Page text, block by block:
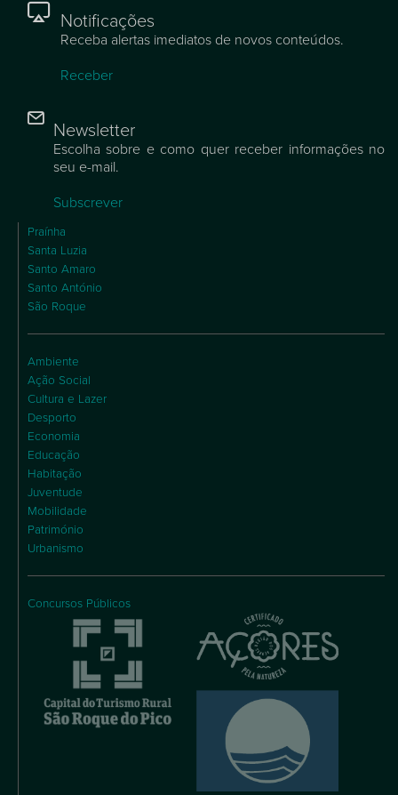
Notificações
Receba alertas imediatos de novos conteúdos.
Receber
Newsletter
Escolha sobre e como quer receber informações no
seu e-mail.
Subscrever
Praínha
Santa Luzia
Santo Amaro
Santo António
São Roque
Ambiente
Ação Social
Cultura e Lazer
Desporto
Economia
Educação
Habitação
Juventude
Mobilidade
Património
Urbanismo
Concursos Públicos